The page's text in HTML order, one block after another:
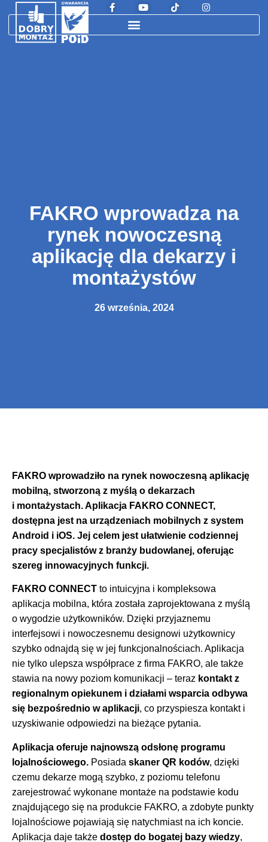
FAKRO wprowadza na
rynek nowoczesną
aplikację dla dekarzy i
montażystów
26 września, 2024
FAKRO wprowadziło na rynek nowoczesną aplikację
mobilną, stworzoną z myślą o dekarzach
i montażystach. Aplikacja FAKRO CONNECT,
dostępna jest na urządzeniach mobilnych z system
Android i iOS. Jej celem jest ułatwienie codziennej
pracy specjalistów z branży budowlanej, oferując
szereg innowacyjnych funkcji.
FAKRO CONNECT to intuicyjna i kompleksowa
aplikacja mobilna, która została zaprojektowana z myślą
o wygodzie użytkowników. Dzięki przyjaznemu
interfejsowi i nowoczesnemu designowi użytkownicy
szybko odnajdą się w jej funkcjonalnościach. Aplikacja
nie tylko ulepsza współprace z firma FAKRO, ale także
stawia na nowy poziom komunikacji – teraz kontakt z
regionalnym opiekunem i działami wsparcia odbywa
się bezpośrednio w aplikacji, co przyspiesza kontakt i
uzyskiwanie odpowiedzi na bieżące pytania.
Aplikacja oferuje najnowszą odsłonę programu
lojalnościowego. Posiada skaner QR kodów, dzięki
czemu dekarze mogą szybko, z poziomu telefonu
zarejestrować wykonane montaże na podstawie kodu
znajdującego się na produkcie FAKRO, a zdobyte punkty
lojalnościowe pojawiają się natychmiast na ich koncie.
Aplikacja daje także dostęp do bogatej bazy wiedzy,